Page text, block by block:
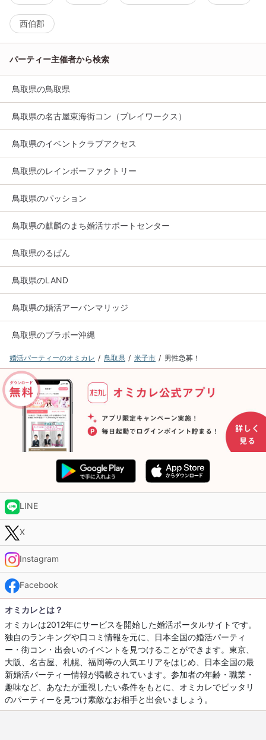
西伯郡
パーティー主催者から検索
鳥取県の鳥取県
鳥取県の名古屋東海街コン（プレイワークス）
鳥取県のイベントクラブアクセス
鳥取県のレインボーファクトリー
鳥取県のパッション
鳥取県の麒麟のまち婚活サポートセンター
鳥取県のるぱん
鳥取県のLAND
鳥取県の婚活アーバンマリッジ
鳥取県のブラボー沖縄
婚活パーティーのオミカレ 鳥取県 米子市 男性急募！
LINE
X
Instagram
Facebook
オミカレとは？
オミカレは2012年にサービスを開始した婚活ポータルサイトです。
独自のランキングや口コミ情報を元に、日本全国の婚活パーティ
ー・街コン・出会いのイベントを見つけることができます。東京、
大阪、名古屋、札幌、福岡等の人気エリアをはじめ、日本全国の最
新婚活パーティー情報が掲載されています。参加者の年齢・職業・
趣味など、あなたが重視したい条件をもとに、オミカレでピッタリ
のパーティーを見つけ素敵なお相手と出会いましょう。